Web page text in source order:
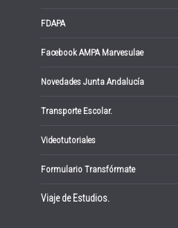
FDAPA
Facebook AMPA Marvesulae
Novedades Junta Andalucía
Transporte Escolar.
Videotutoriales
Formulario Transfórmate
Viaje de Estudios.